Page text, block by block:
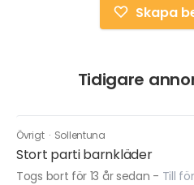
Skapa
Tidigare
Övrigt · Sollentuna
Stort parti barnkläder
Togs bort för 13 år sedan - Till